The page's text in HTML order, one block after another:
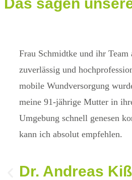
Frau Schmidtke und ihr Team
zuverlässig und
mobile Wundversorgung
meine 91-jährige Mutter in
Umgebung schnell genesen
kann ich absolut empfehlen.
Dr. Andreas